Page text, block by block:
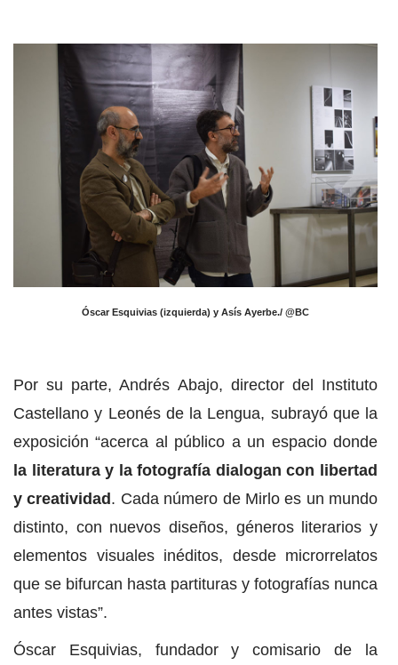
Óscar Esquivias (izquierda) y Asís Ayerbe./ @BC
Por su parte, Andrés Abajo, director del Instituto
Castellano y Leonés de la Lengua, subrayó que la
exposición “acerca al público a un espacio donde
la literatura y la fotografía dialogan con libertad
y creatividad. Cada número de Mirlo es un mundo
distinto, con nuevos diseños, géneros literarios y
elementos visuales inéditos, desde microrrelatos
que se bifurcan hasta partituras y fotografías nunca
antes vistas”.
Óscar Esquivias, fundador y comisario de la